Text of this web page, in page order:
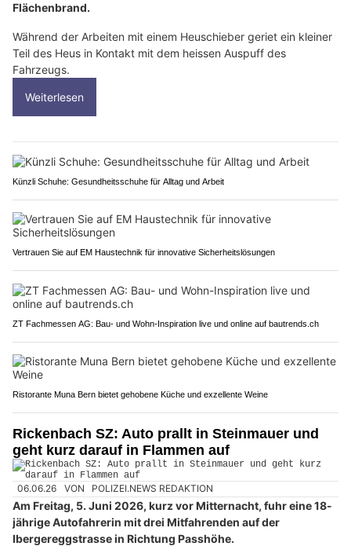
Flächenbrand.
Während der Arbeiten mit einem Heuschieber geriet ein kleiner
Teil des Heus in Kontakt mit dem heissen Auspuff des
Fahrzeugs.
Weiterlesen
Künzli Schuhe: Gesundheitsschuhe für Alltag und Arbeit
Vertrauen Sie auf EM Haustechnik für innovative Sicherheitslösungen
ZT Fachmessen AG: Bau- und Wohn-Inspiration live und online auf bautrends.ch
Ristorante Muna Bern bietet gehobene Küche und exzellente Weine
Rickenbach SZ: Auto prallt in Steinmauer und
geht kurz darauf in Flammen auf
06.06.26 VON POLIZEI.NEWS REDAKTION
Am Freitag, 5. Juni 2026, kurz vor Mitternacht, fuhr eine 18-
jährige Autofahrerin mit drei Mitfahrenden auf der
Ibergereggstrasse in Richtung Passhöhe.